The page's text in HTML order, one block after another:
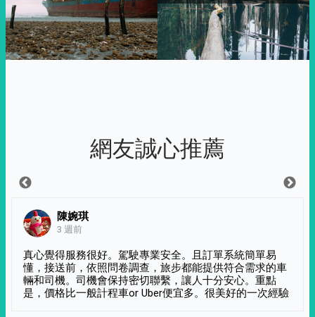
網友誠心推薦
陳婉琪
3 週前
真心覺得服務很好。駕駛專業安全。且訂單系統簡單易
懂，接送前，依照問卷調查，旅步都能提供符合需求的車
輛和司機。司機會保持密切聯繫，讓人十分安心。重點
是，價格比一般計程車or Uber便宜多。很美好的一次經驗